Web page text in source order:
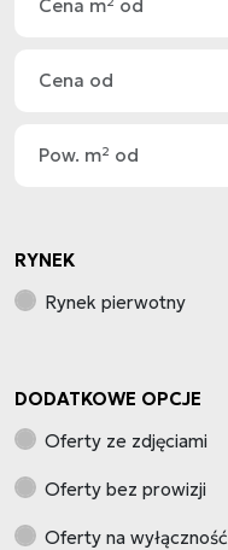
RYNEK
Rynek pierwotny
DODATKOWE OPCJE
Oferty ze zdjęciami
Oferty bez prowizji
Oferty na wyłączność